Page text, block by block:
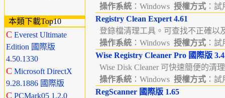
本類下載Top10
C Everest Ultimate
Edition 國際版
4.50.1330
C Microsoft DirectX
9.28.1886 國際版
C PCMark05 1.2.0
操作系統 ：Windows 授權方式 ：
Registry Clean Expert 4.61
登錄檔清理工具。可查找不正確
操作系統 ：Windows 授權方式 ：
Wise Registry Cleaner Pro 國際版
Wise Disk Cleaner 可快速簡便的
操作系統 ：Windows 授權方式 ：
RegScanner 國際版 1.65